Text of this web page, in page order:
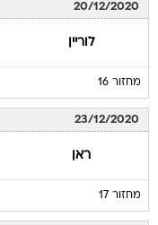
20/12/2020
לוריין
מחזור 16
23/12/2020
ראן
מחזור 17